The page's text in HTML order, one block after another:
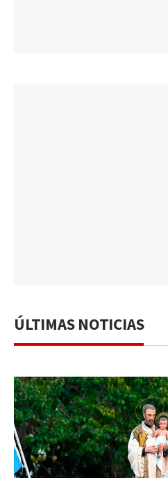
ÚLTIMAS NOTICIAS